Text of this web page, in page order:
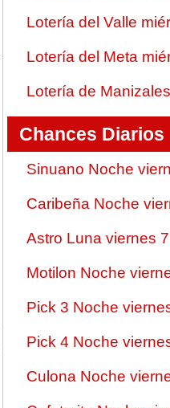
Lotería del Valle
Lotería del Meta
Lotería de
Chances Diarios
Sinuano Noche
Caribeña Noche
Astro Luna viernes
Motilon Noche
Pick 3 Noche
Pick 4 Noche
Culona Noche